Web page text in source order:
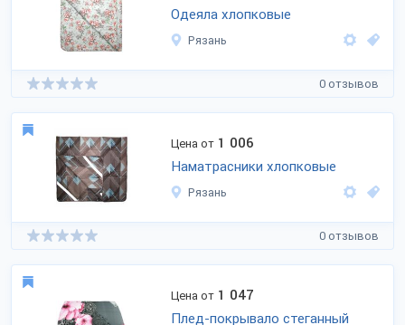
Одеяла хлопковые
Рязань
0 отзывов
Цена от 1 006
Наматрасники хлопковые
Рязань
0 отзывов
Цена от 1 047
Плед-покрывало стеганный